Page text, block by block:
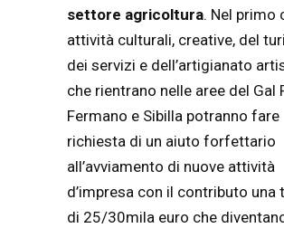
settore agricoltura. Nel primo
attività culturali, creative, del
dei servizi e dell’artigianato
che rientrano nelle aree del Gal
Fermano e Sibilla potranno fare
richiesta di un aiuto forfettario
all’avviamento di nuove attività
d’impresa con il contributo una
di 25/30mila euro che